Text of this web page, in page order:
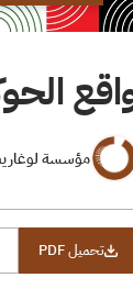
الحوكمة
مؤسسة
تحميل PDF